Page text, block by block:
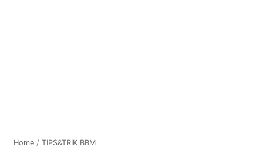
Home /TIPS&TRIK BBM